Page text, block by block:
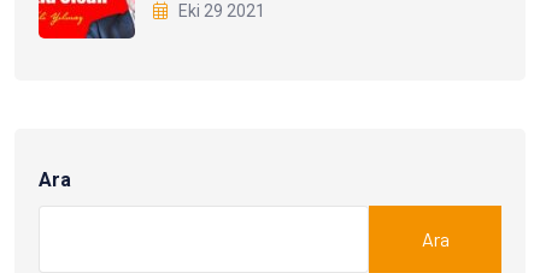
Eki 29 2021
Ara
Ara